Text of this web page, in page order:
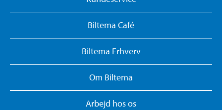
Biltema Café
Biltema Erhverv
Om Biltema
Arbejd hos os